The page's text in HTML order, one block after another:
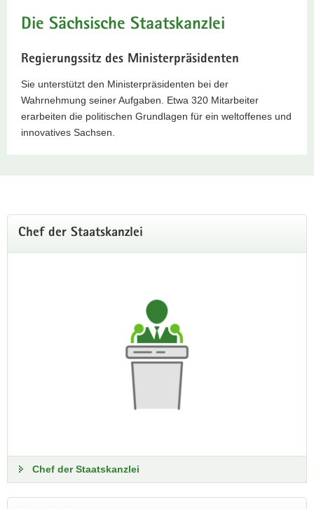
Die Sächsische Staatskanzlei
Regierungssitz des Ministerpräsidenten
Sie unterstützt den Ministerpräsidenten bei der
Wahrnehmung seiner Aufgaben. Etwa 320 Mitarbeiter
erarbeiten die politischen Grundlagen für ein weltoffenes und
innovatives Sachsen.
Chef der Staatskanzlei
Chef der Staatskanzlei